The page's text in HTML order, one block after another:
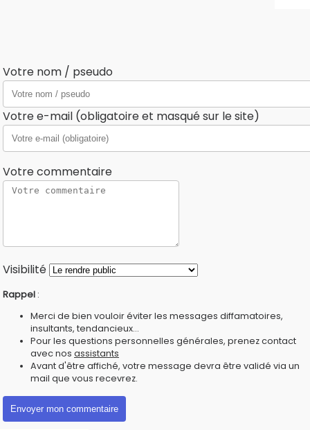
Votre nom / pseudo
Votre e-mail (obligatoire et masqué sur le site)
Votre commentaire
Visibilité
Rappel :
Merci de bien vouloir éviter les messages diffamatoires,
insultants, tendancieux...
Pour les questions personnelles générales, prenez contact
avec nos assistants
Avant d'être affiché, votre message devra être validé via un
mail que vous recevrez.